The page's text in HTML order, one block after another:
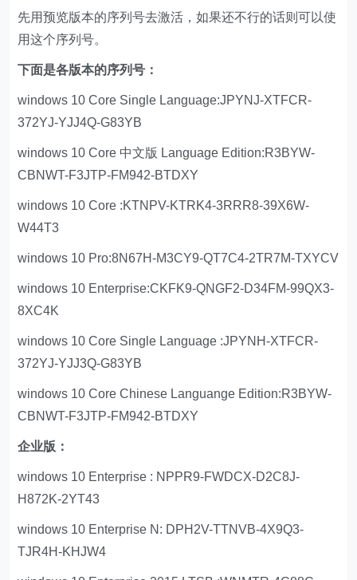
先用预览版本的序列号去激活，如果还不行的话则可以使
用这个序列号。
下面是各版本的序列号：
windows 10 Core Single Language:JPYNJ-XTFCR-
372YJ-YJJ4Q-G83YB
windows 10 Core 中文版 Language Edition:R3BYW-
CBNWT-F3JTP-FM942-BTDXY
windows 10 Core :KTNPV-KTRK4-3RRR8-39X6W-
W44T3
windows 10 Pro:8N67H-M3CY9-QT7C4-2TR7M-TXYCV
windows 10 Enterprise:CKFK9-QNGF2-D34FM-99QX3-
8XC4K
windows 10 Core Single Language :JPYNH-XTFCR-
372YJ-YJJ3Q-G83YB
windows 10 Core Chinese Languange Edition:R3BYW-
CBNWT-F3JTP-FM942-BTDXY
企业版：
windows 10 Enterprise : NPPR9-FWDCX-D2C8J-
H872K-2YT43
windows 10 Enterprise N: DPH2V-TTNVB-4X9Q3-
TJR4H-KHJW4